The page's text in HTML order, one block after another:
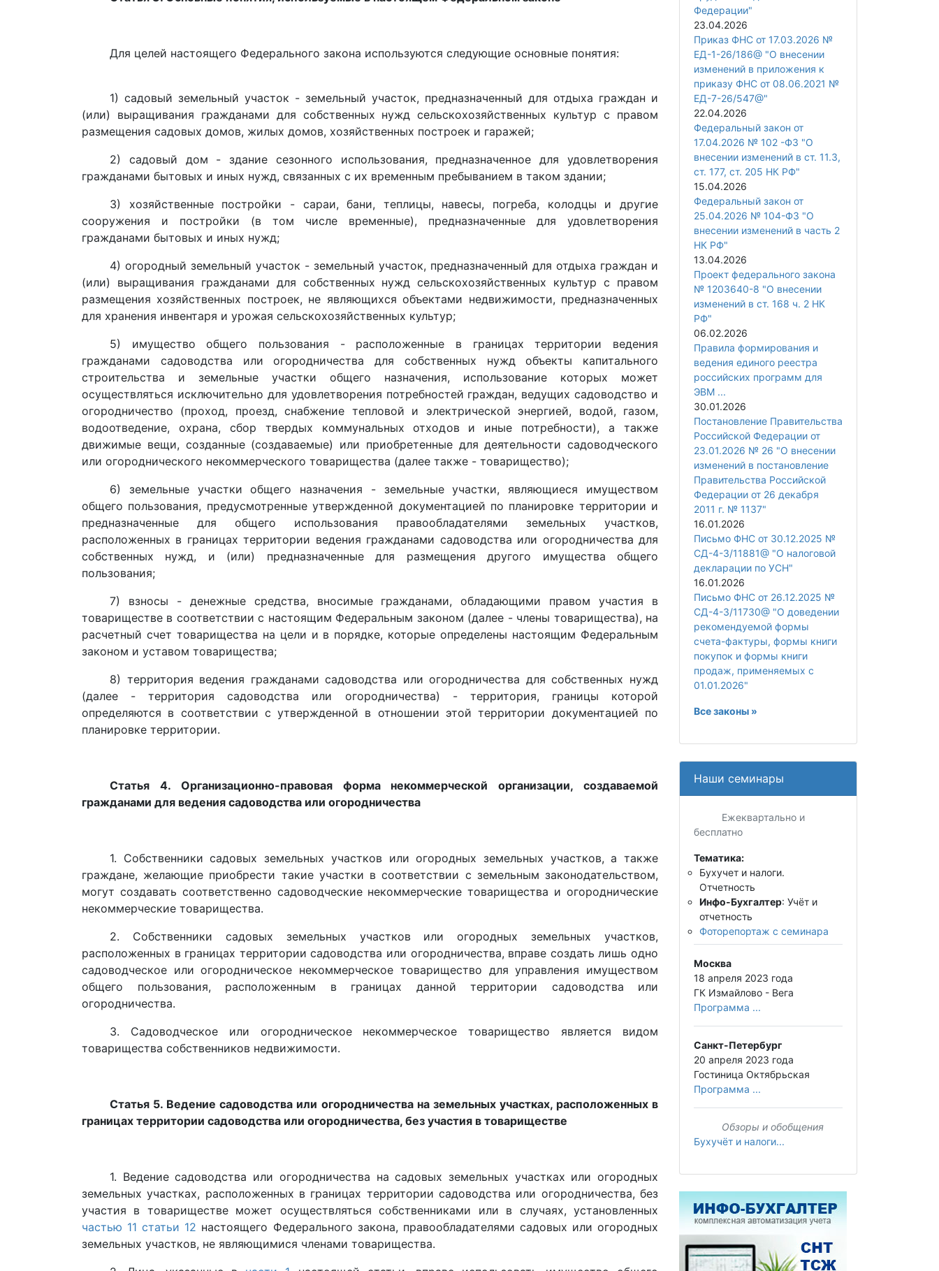
Для целей настоящего Федерального закона используются следующие основные понятия:
1) садовый земельный участок - земельный участок, предназначенный для отдыха граждан и
(или) выращивания гражданами для собственных нужд сельскохозяйственных культур с правом
размещения садовых домов, жилых домов, хозяйственных построек и гаражей;
2) садовый дом - здание сезонного использования, предназначенное для удовлетворения
гражданами бытовых и иных нужд, связанных с их временным пребыванием в таком здании;
3) хозяйственные постройки - сараи, бани, теплицы, навесы, погреба, колодцы и другие
сооружения и постройки (в том числе временные), предназначенные для удовлетворения
гражданами бытовых и иных нужд;
4) огородный земельный участок - земельный участок, предназначенный для отдыха граждан и
(или) выращивания гражданами для собственных нужд сельскохозяйственных культур с правом
размещения хозяйственных построек, не являющихся объектами недвижимости, предназначенных
для хранения инвентаря и урожая сельскохозяйственных культур;
5) имущество общего пользования - расположенные в границах территории ведения
гражданами садоводства или огородничества для собственных нужд объекты капитального
строительства и земельные участки общего назначения, использование которых может
осуществляться исключительно для удовлетворения потребностей граждан, ведущих садоводство и
огородничество (проход, проезд, снабжение тепловой и электрической энергией, водой, газом,
водоотведение, охрана, сбор твердых коммунальных отходов и иные потребности), а также
движимые вещи, созданные (создаваемые) или приобретенные для деятельности садоводческого
или огороднического некоммерческого товарищества (далее также - товарищество);
6) земельные участки общего назначения - земельные участки, являющиеся имуществом
общего пользования, предусмотренные утвержденной документацией по планировке территории и
предназначенные для общего использования правообладателями земельных участков,
расположенных в границах территории ведения гражданами садоводства или огородничества для
собственных нужд, и (или) предназначенные для размещения другого имущества общего
пользования;
7) взносы - денежные средства, вносимые гражданами, обладающими правом участия в
товариществе в соответствии с настоящим Федеральным законом (далее - члены товарищества), на
расчетный счет товарищества на цели и в порядке, которые определены настоящим Федеральным
законом и уставом товарищества;
8) территория ведения гражданами садоводства или огородничества для собственных нужд
(далее - территория садоводства или огородничества) - территория, границы которой
определяются в соответствии с утвержденной в отношении этой территории документацией по
планировке территории.
Статья 4. Организационно-правовая форма некоммерческой организации, создаваемой
гражданами для ведения садоводства или огородничества
1. Собственники садовых земельных участков или огородных земельных участков, а также
граждане, желающие приобрести такие участки в соответствии с земельным законодательством,
могут создавать соответственно садоводческие некоммерческие товарищества и огороднические
некоммерческие товарищества.
2. Собственники садовых земельных участков или огородных земельных участков,
расположенных в границах территории садоводства или огородничества, вправе создать лишь одно
садоводческое или огородническое некоммерческое товарищество для управления имуществом
общего пользования, расположенным в границах данной территории садоводства или
огородничества.
3. Садоводческое или огородническое некоммерческое товарищество является видом
товарищества собственников недвижимости.
Статья 5. Ведение садоводства или огородничества на земельных участках, расположенных в
границах территории садоводства или огородничества, без участия в товариществе
1. Ведение садоводства или огородничества на садовых земельных участках или огородных
земельных участках, расположенных в границах территории садоводства или огородничества, без
участия в товариществе может осуществляться собственниками или в случаях, установленных
частью 11 статьи 12 настоящего Федерального закона, правообладателями садовых или огородных
земельных участков, не являющимися членами товарищества.
Федерации"
23.04.2026
Приказ ФНС от 17.03.2026 №
ЕД-1-26/186@ "О внесении
изменений в приложения к
приказу ФНС от 08.06.2021 №
ЕД-7-26/547@"
22.04.2026
Федеральный закон от
17.04.2026 № 102 -ФЗ "О
внесении изменений в ст. 11.3,
ст. 177, ст. 205 НК РФ"
15.04.2026
Федеральный закон от
25.04.2026 № 104-ФЗ "О
внесении изменений в часть 2
НК РФ"
13.04.2026
Проект федерального закона
№ 1203640-8 "О внесении
изменений в ст. 168 ч. 2 НК
РФ"
06.02.2026
Правила формирования и
ведения единого реестра
российских программ для
ЭВМ ...
30.01.2026
Постановление Правительства
Российской Федерации от
23.01.2026 № 26 "О внесении
изменений в постановление
Правительства Российской
Федерации от 26 декабря
2011 г. № 1137"
16.01.2026
Письмо ФНС от 30.12.2025 №
СД-4-3/11881@ "О налоговой
декларации по УСН"
16.01.2026
Письмо ФНС от 26.12.2025 №
СД-4-3/11730@ "О доведении
рекомендуемой формы
счета-фактуры, формы книги
покупок и формы книги
продаж, применяемых с
01.01.2026"
Все законы »
Наши семинары
Ежеквартально и
бесплатно
Тематика:
Бухучет и налоги.
Отчетность
Инфо-Бухгалтер: Учёт и
отчетность
Фоторепортаж с семинара
Москва
18 апреля 2023 года
ГК Измайлово - Вега
Программа ...
Санкт-Петербург
20 апреля 2023 года
Гостиница Октябрьская
Программа ...
Обзоры и обобщения
Бухучёт и налоги...